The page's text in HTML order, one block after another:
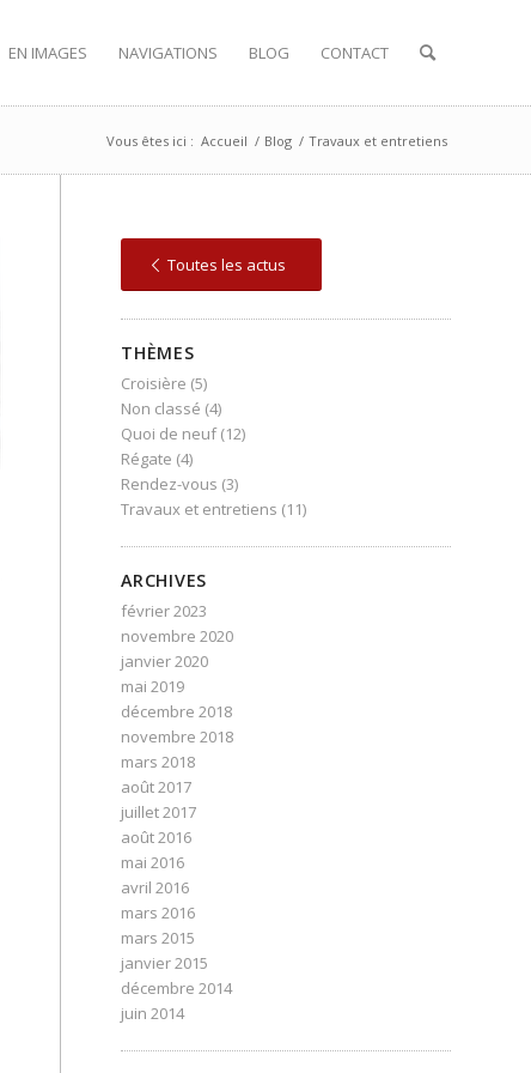
EN IMAGES NAVIGATIONS BLOG CONTACT
Vous êtes ici : Accueil / Blog / Travaux et entretiens
Toutes les actus
THÈMES
Croisière (5)
Non classé (4)
Quoi de neuf(12)
Régate (4)
Rendez-vous (3)
Travaux et entretiens (11)
ARCHIVES
février 2023
novembre 2020
janvier 2020
mai 2019
décembre 2018
novembre 2018
mars 2018
août 2017
juillet 2017
août 2016
mai 2016
avril 2016
mars 2016
mars 2015
janvier 2015
décembre 2014
juin 2014